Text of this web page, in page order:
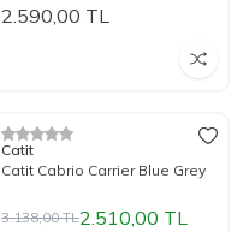
2.590,00 TL
%20İndirim
Catit
Catit Cabrio Carrier Blue Grey
3.138,00TL2.510,00 TL